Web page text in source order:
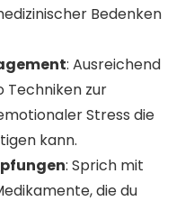
Bedenken
: Ausreichend
Techniken zur
Stress die
kann.
: Sprich mit
die du